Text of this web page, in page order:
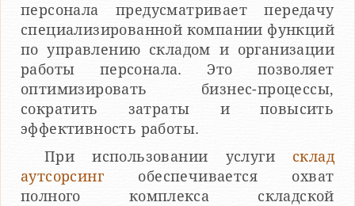
персонала предусматривает передачу
специализированной компании функций
по управлению складом и организации
работы персонала. Это позволяет
оптимизировать бизнес-процессы,
сократить затраты и повысить
эффективность работы.
При использовании услуги склад
аутсорсинг обеспечивается охват
полного комплекса складской